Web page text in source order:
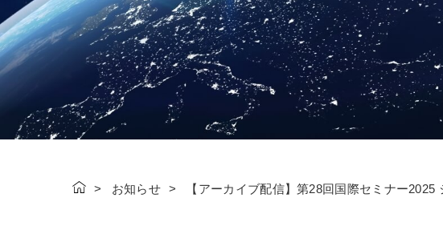
お知らせ 【アーカイブ配信】第28回国際セミナー